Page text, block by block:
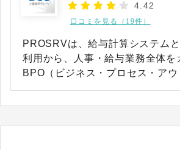
4.42
口コミを見る（19件）
PROSRVは、給与計算システム
利用から、人事・給与業務全体を
BPO（ビジネス・プロセス・ア